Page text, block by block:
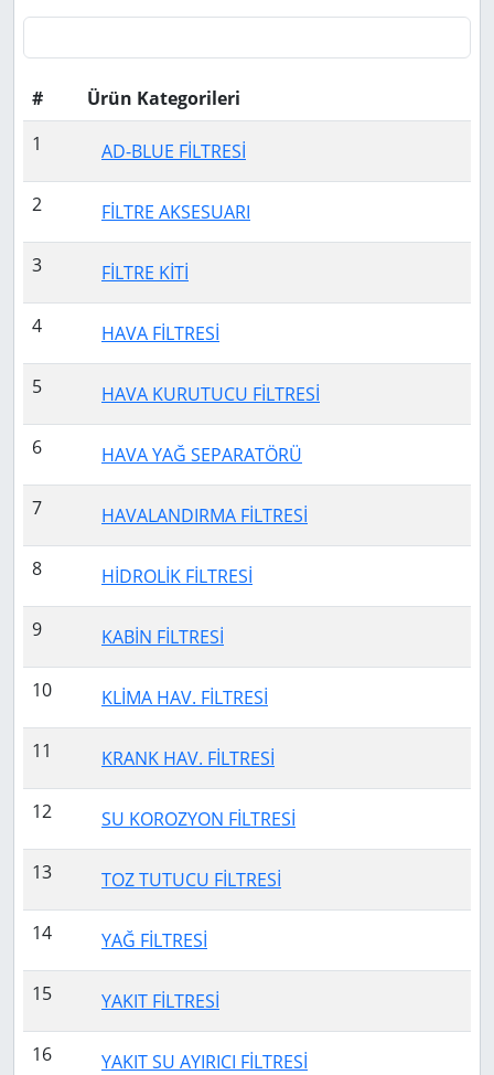
#
Ürün Kategorileri
1
AD-BLUE FİLTRESİ
2 FİLTRE AKSESUARI
3 FİLTRE KİTİ
4 HAVA FİLTRESİ
5 HAVA KURUTUCU FİLTRESİ
6 HAVA YAĞ SEPARATÖRÜ
7 HAVALANDIRMA FİLTRESİ
8 HİDROLİK FİLTRESİ
9 KABİN FİLTRESİ
10 KLİMA HAV. FİLTRESİ
11 KRANK HAV. FİLTRESİ
12 SU KOROZYON FİLTRESİ
13 TOZ TUTUCU FİLTRESİ
14 YAĞ FİLTRESİ
15 YAKIT FİLTRESİ
16 YAKIT SU AYIRICI FİLTRESİ